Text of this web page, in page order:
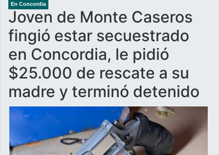
En Concordia
Joven de Monte Caseros
fingió estar secuestrado
en Concordia, le pidió
$25.000 de rescate a su
madre y terminó detenido